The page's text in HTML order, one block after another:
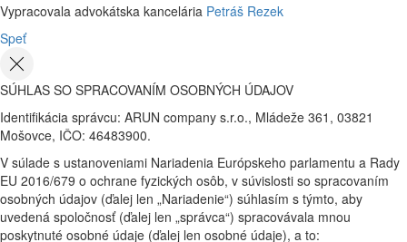
Vypracovala advokátska kancelária Petráš Rezek
Speť
SÚHLAS SO SPRACOVANÍM OSOBNÝCH ÚDAJOV
Identifikácia správcu: ARUN company s.r.o., Mládeže 361, 03821
Mošovce, IČO: 46483900.
V súlade s ustanoveniami Nariadenia Európskeho parlamentu a Rady
EU 2016/679 o ochrane fyzických osôb, v súvislosti so spracovaním
osobných údajov (ďalej len „Nariadenie“) súhlasím s týmto, aby
uvedená spoločnosť (ďalej len „správca“) spracovávala mnou
poskytnuté osobné údaje (ďalej len osobné údaje), a to: